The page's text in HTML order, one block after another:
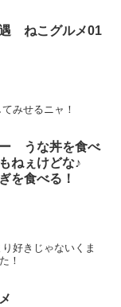
ねこグルメ01
みせるニャ！
うな丼を食べ
ねぇけどな♪
を食べる！
好きじゃないくま
！